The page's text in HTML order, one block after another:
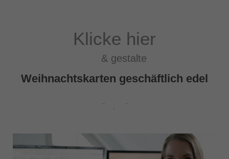
Klicke hier
& gestalte
Weihnachtskarten geschäftlich edel